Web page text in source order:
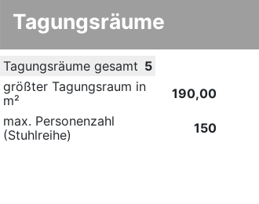
Tagungsräume
Tagungsräume gesamt 5
größter Tagungsraum in
m²
190,00
max. Personenzahl
(Stuhlreihe)
150